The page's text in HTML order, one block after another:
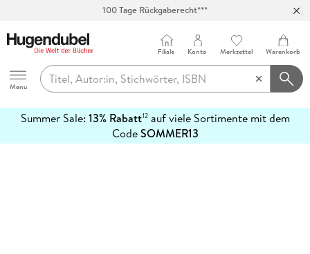
100 Tage Rückgaberecht***
Hugendubel
Menu
Filiale Konto Merkzettel Warenkorb
Summer Sale: 13% Rabatt12auf viele Sortimente mit dem
CodeSOMMER13
erfahren